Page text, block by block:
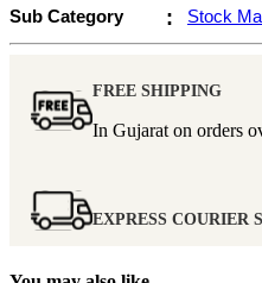
Sub Category
: Stock
FREE SHIPPING
In Gujarat on orders
EXPRESS COURIER